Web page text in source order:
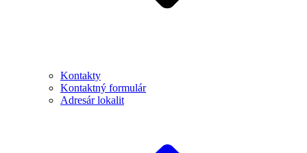
Kontakty
Kontaktný formulár
Adresár lokalit